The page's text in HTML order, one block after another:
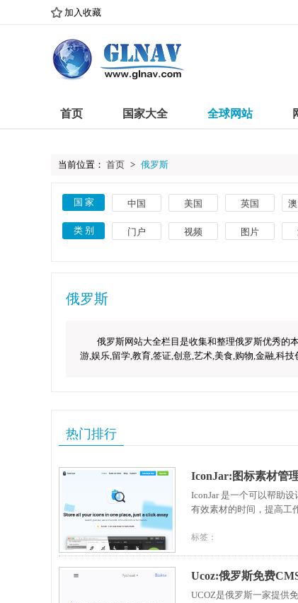
加入收藏
首页 国家大全 全球网站
当前位置： 首页 > 俄罗斯
国 家 中国 美国 英国
古巴 意大利 巴西
类 别 门户 视频 图片
俄罗斯
俄罗斯网站大全栏目是收集和整理俄罗斯优秀的
游,娱乐,留学,教育,签证,创意,艺术,美食,购物,金融,科
热门排行
IconJar:图标素材管
IconJar 是一个可以帮助
有效素材的时间，提高工
标签：
Ucoz:俄罗斯免费
UCOZ是俄罗斯一家提供